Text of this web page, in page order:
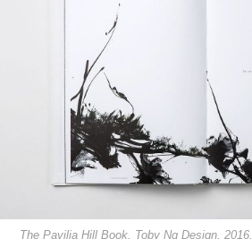
The Pavilia Hill Book, Toby Ng Design, 2016.